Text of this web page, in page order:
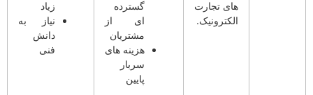
های تجارت
الکترونیک.
گسترده
ای از
مشتریان
هزینه های
سربار
پایین
زیاد
نیاز به
دانش
فنی